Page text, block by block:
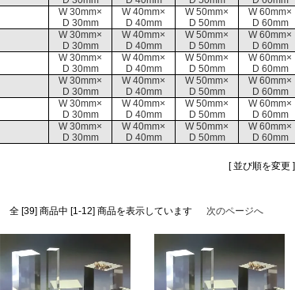
W 30mm×
D 30mm
W 40mm×
D 40mm
W 50mm×
D 50mm
W 60mm×
D 60mm
W 30mm×
D 30mm
W 40mm×
D 40mm
W 50mm×
D 50mm
W 60mm×
D 60mm
W 30mm×
D 30mm
W 40mm×
D 40mm
W 50mm×
D 50mm
W 60mm×
D 60mm
W 30mm×
D 30mm
W 40mm×
D 40mm
W 50mm×
D 50mm
W 60mm×
D 60mm
W 30mm×
D 30mm
W 40mm×
D 40mm
W 50mm×
D 50mm
W 60mm×
D 60mm
W 30mm×
D 30mm
W 40mm×
D 40mm
W 50mm×
D 50mm
W 60mm×
D 60mm
[ 並び順を変更 ]
全 [39] 商品中 [1-12] 商品を表示しています 次のページへ